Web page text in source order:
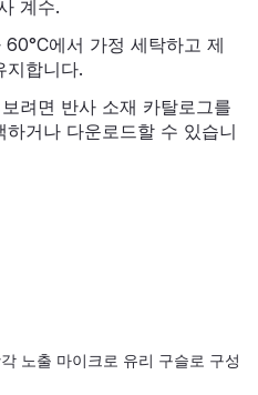
계수.
에서 가정 세탁하고 제
합니다.
려면 반사 소재 카탈로그를
거나 다운로드할 수 있습니
노출 마이크로 유리 구슬로 구성